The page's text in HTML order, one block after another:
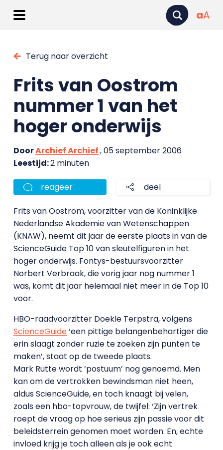
aA
Terug naar overzicht
Frits van Oostrom
nummer 1 van het
hoger onderwijs
DoorArchief Archief, 05 september 2006
Leestijd:2 minuten
reageer deel
Frits van Oostrom, voorzitter van de Koninklijke
Nederlandse Akademie van Wetenschappen
(KNAW), neemt dit jaar de eerste plaats in van de
ScienceGuide Top 10 van sleutelfiguren in het
hoger onderwijs. Fontys-bestuursvoorzitter
Norbert Verbraak, die vorig jaar nog nummer 1
was, komt dit jaar helemaal niet meer in de Top 10
voor.
HBO-raadvoorzitter Doekle Terpstra, volgens
ScienceGuide‘een pittige belangenbehartiger die
erin slaagt zonder ruzie te zoeken zijn punten te
maken’, staat op de tweede plaats.
Mark Rutte wordt ‘postuum’ nog genoemd. Men
kan om de vertrokken bewindsman niet heen,
aldus ScienceGuide, en toch knaagt bij velen,
zoals een hbo-topvrouw, de twijfel: ‘Zijn vertrek
roept de vraag op hoe serieus zijn passie voor dit
beleidsterrein genomen moet worden. En, echte
invloed krijg je toch alleen als je ook echt